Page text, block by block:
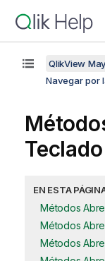
QlikView
Navegar por
Teclado
EN ESTA
Métodos
Métodos
Métodos